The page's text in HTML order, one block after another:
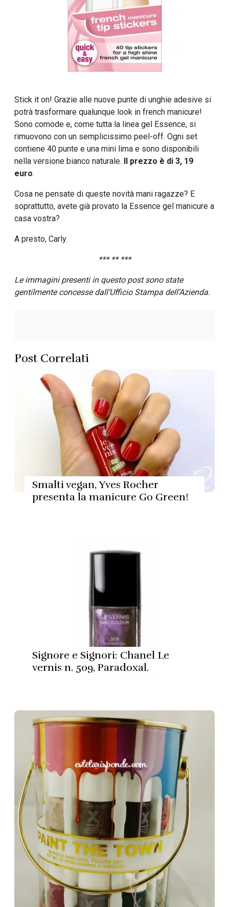
Stick it on! Grazie alle nuove punte di unghie adesive si
potrà trasformare qualunque look in french manicure!
Sono comode e, come tutta la linea gel Essence, si
rimuovono con un semplicissimo peel-off. Ogni set
contiene 40 punte e una mini lima e sono disponibili
nella versione bianco naturale. Il prezzo è di 3, 19
euro.
Cosa ne pensate di queste novità mani ragazze? E
soprattutto, avete già provato la Essence gel manicure a
casa vostra?
A presto, Carly.
*** ** ***
Le immagini presenti in questo post sono state
gentilmente concesse dall’Ufficio Stampa dell’Azienda.
Post Correlati
Smalti vegan, Yves Rocher
presenta la manicure Go Green!
Signore e Signori: Chanel Le
vernis n. 509, Paradoxal.